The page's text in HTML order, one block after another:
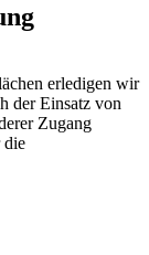
erledigen wir
der Einsatz von
Zugang
die